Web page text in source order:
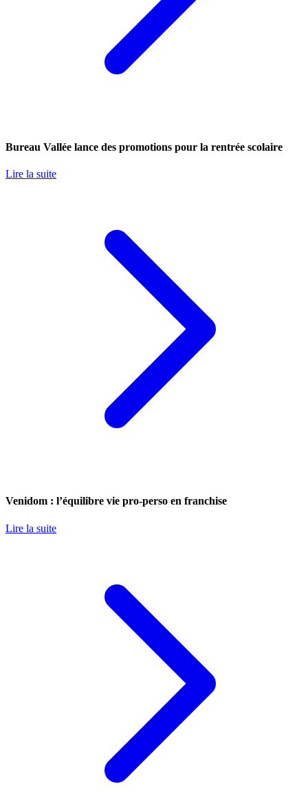
Bureau Vallée lance des promotions pour la rentrée scolaire
Lire la suite
Venidom : l’équilibre vie pro-perso en franchise
Lire la suite